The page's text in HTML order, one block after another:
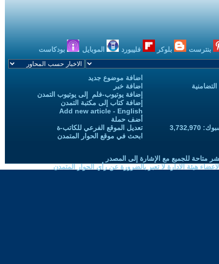
بنترست بلوكر فليبورد الموبايل بودكاست
اضافة موضوع جديد
اضافة خبر
إضافة يوتيوب-فلم إلى يوتيوب التمدن
إضافة كتاب إلى مكتبة التمدن
Add new article - English
أضف حملة
تعديل الموقع الفرعي للكاتب-ة
ابحث في موقع الحوار المتمدن
متاحة للجميع مع الإشارة إلى المصدر
هيئة الادارة لا تعبر بالضرورة عن رأي الحوار المتمدن